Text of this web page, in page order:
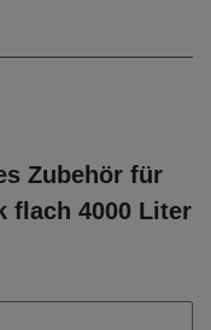
Zubehör für
flach 4000 Liter